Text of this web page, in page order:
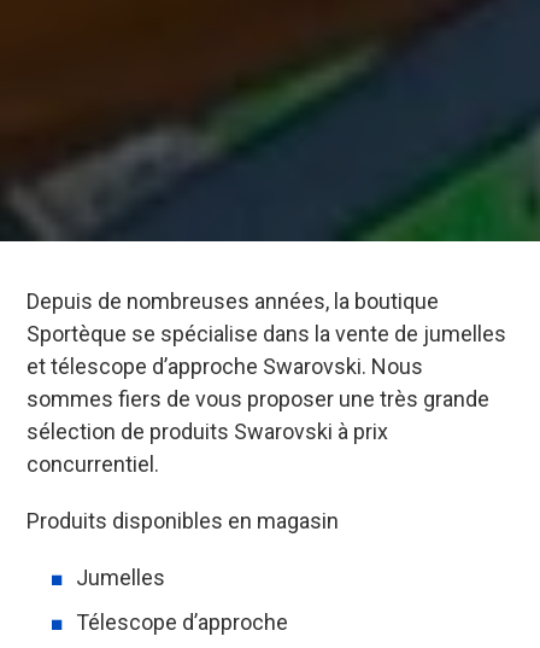
Depuis de nombreuses années, la boutique
Sportèque se spécialise dans la vente de jumelles
et télescope d’approche Swarovski. Nous
sommes fiers de vous proposer une très grande
sélection de produits Swarovski à prix
concurrentiel.
Produits disponibles en magasin
Jumelles
Télescope d’approche